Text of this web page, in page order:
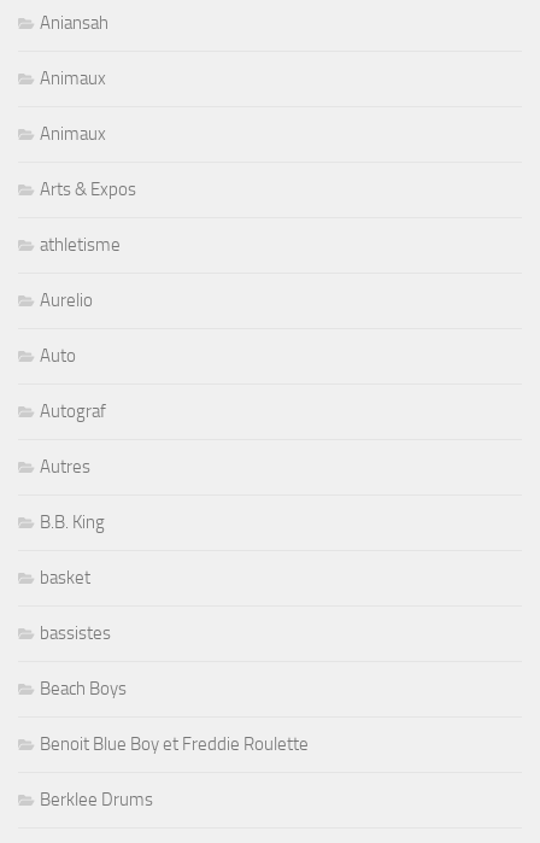
Aniansah
Animaux
Animaux
Arts & Expos
athletisme
Aurelio
Auto
Autograf
Autres
B.B. King
basket
bassistes
Beach Boys
Benoit Blue Boy et Freddie Roulette
Berklee Drums